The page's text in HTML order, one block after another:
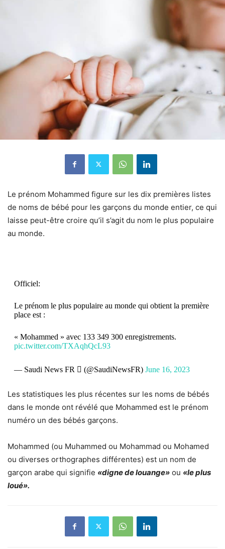
Le prénom Mohammed figure sur les dix premières listes
de noms de bébé pour les garçons du monde entier, ce qui
laisse peut-être croire qu’il s’agit du nom le plus populaire
au monde.
Officiel:
Le prénom le plus populaire au monde qui obtient la première
place est :
« Mohammed » avec 133 349 300 enregistrements.
pic.twitter.com/TXAqhQcL93
— Saudi News FR  (@SaudiNewsFR) June 16, 2023
Les statistiques les plus récentes sur les noms de bébés
dans le monde ont révélé que Mohammed est le prénom
numéro un des bébés garçons.
Mohammed (ou Muhammed ou Mohammad ou Mohamed
ou diverses orthographes différentes) est un nom de
garçon arabe qui signifie «digne de louange» ou «le plus
loué».